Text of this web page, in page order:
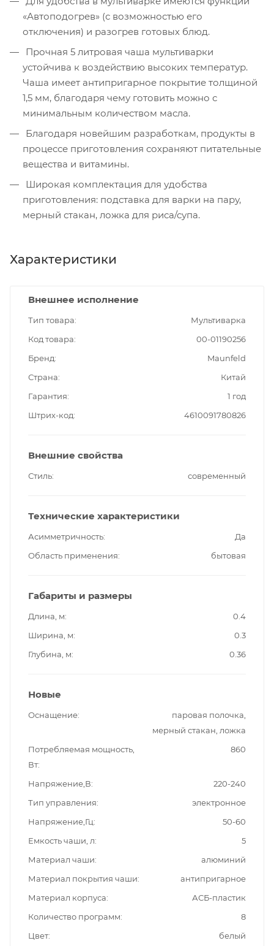
«Автоподогрев» (с возможностью его
отключения) и разогрев готовых блюд.
Прочная 5 литровая чаша мультиварки
устойчива к воздействию высоких температур.
Чаша имеет антипригарное покрытие толщиной
1,5 мм, благодаря чему готовить можно с
минимальным количеством масла.
Благодаря новейшим разработкам, продукты в
процессе приготовления сохраняют питательные
вещества и витамины.
Широкая комплектация для удобства
приготовления: подставка для варки на пару,
мерный стакан, ложка для риса/супа.
Характеристики
Внешнее исполнение
Тип товара
Мультиварка
Код товара
00-01190256
Бренд
Maunfeld
Страна
Китай
Гарантия
1 год
Штрих-код
4610091780826
Внешние свойства
Стиль современный
Технические характеристики
Асимметричность
Да
Область применения
бытовая
Габариты и размеры
Длина, м
0.4
Ширина, м
0.3
Глубина, м
0.36
Новые
Оснащение
паровая полочка,
мерный стакан, ложка
Потребляемая мощность,
Вт
860
Напряжение,В
220-240
Тип управления
электронное
Напряжение,Гц
50-60
Емкость чаши, л
5
Материал чаши
алюминий
Материал покрытия чаши
антипригарное
Материал корпуса
АСБ-пластик
Количество программ
8
Цвет
белый